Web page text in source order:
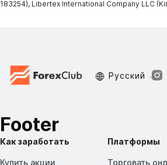
183254), Libertex International Company LLC
Русский
Footer
Как заработать
Купить акции
Платформы
Торговать